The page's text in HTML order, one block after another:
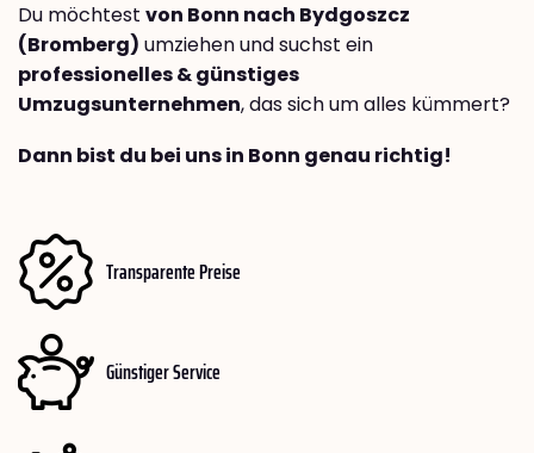
Du möchtest von Bonn nach Bydgoszcz
(Bromberg) umziehen und suchst ein
professionelles & günstiges
Umzugsunternehmen, das sich um alles kümmert?
Dann bist du bei uns in Bonn genau richtig!
Transparente Preise
Günstiger Service